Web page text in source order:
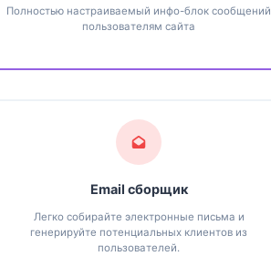
Полностью настраиваемый инфо-блок сообщений
пользователям сайта
Email сборщик
Легко собирайте электронные письма и
генерируйте потенциальных клиентов из
пользователей.